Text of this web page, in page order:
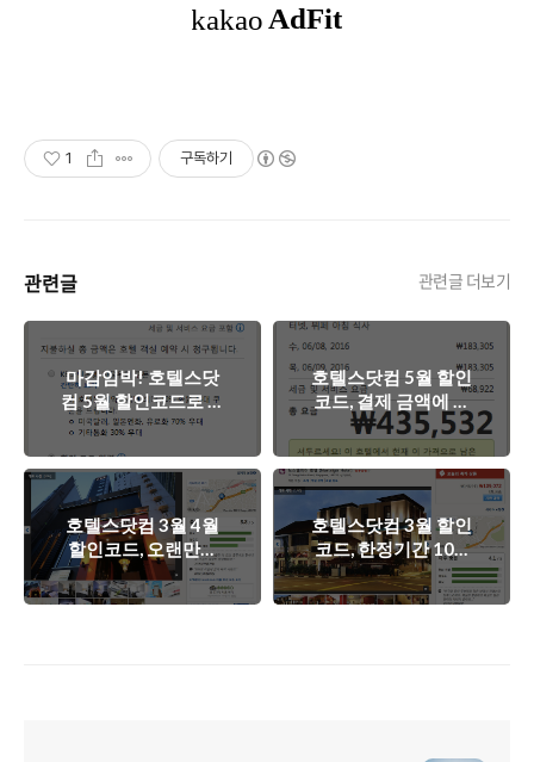
1 구독하기
관련글 관련글 더보기
마감임박! 호텔스닷
컴 5월 할인코드로 알
찬 여름 휴가를 준비
해보자!
호텔스닷컴 5월 할인
코드, 결제 금액에 따
라 1~3만원 할인을 받
아보자!
호텔스닷컴 3월 4월
할인코드, 오랜만에
10% 할인코드가 나왔
네요
호텔스닷컴 3월 할인
코드, 한정기간 10%
할인코드가 추가되었
습니다!